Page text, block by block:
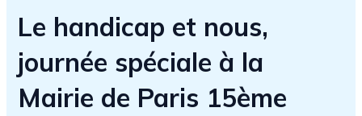
Le handicap et nous,
journée spéciale à la
Mairie de Paris 15ème